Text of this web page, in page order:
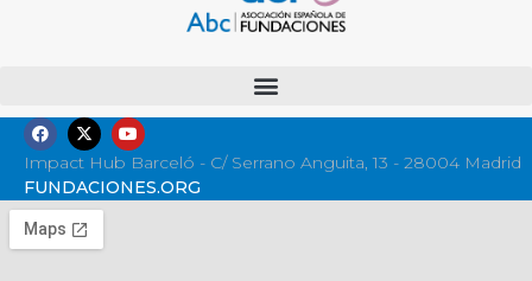
Impact Hub Barceló - C/ Serrano Anguita, 13 - 28004 Madrid
FUNDACIONES.ORG